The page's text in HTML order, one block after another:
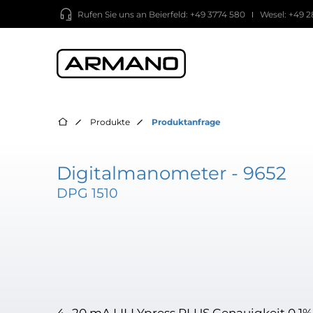
Rufen Sie uns an Beierfeld: +49 3774 580 Wesel: +49
Produkte Produktanfrage
Digitalmanometer - 9652
DPG 1510